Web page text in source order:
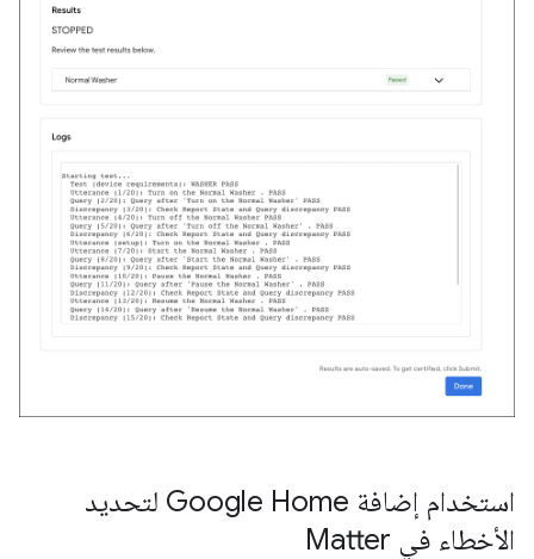
استخدام إضافة Google Home لتحديد
الأخطاء في Matter